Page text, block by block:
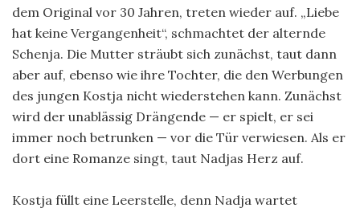
dem Original vor 30 Jahren, treten wieder auf. „Liebe
hat keine Vergangenheit“, schmachtet der alternde
Schenja. Die Mutter sträubt sich zunächst, taut dann
aber auf, ebenso wie ihre Tochter, die den Werbungen
des jungen Kostja nicht wiederstehen kann. Zunächst
wird der unablässig Drängende — er spielt, er sei
immer noch betrunken — vor die Tür verwiesen. Als er
dort eine Romanze singt, taut Nadjas Herz auf.
Kostja füllt eine Leerstelle, denn Nadja wartet